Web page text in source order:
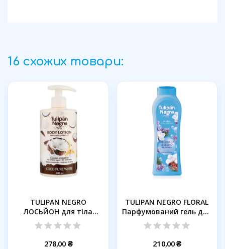
16 схожих товари:
TULIPAN NEGRO
ЛОСЬЙОН для тіла
НІЖНИЙ КОКОС,...
278,00 ₴
TULIPAN NEGRO FLORAL
Парфумований гель для
душу...
210,00 ₴